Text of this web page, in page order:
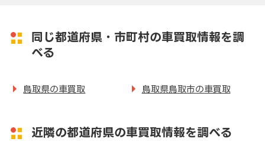
同じ都道府県・市町村の車買取情報を調
べる
鳥取県の車買取 鳥取県鳥取市の車買取
近隣の都道府県の車買取情報を調べる